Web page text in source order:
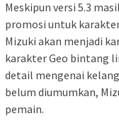
Meskipun versi 5.3
promosi untuk
Mizuki akan menjadi
karakter Geo bintang
detail mengenai
belum diumumkan,
pemain.